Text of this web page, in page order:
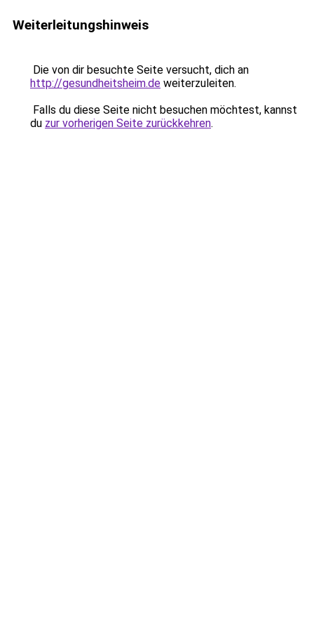
Weiterleitungshinweis
Die von dir besuchte Seite versucht, dich an
http://gesundheitsheim.de weiterzuleiten.
Falls du diese Seite nicht besuchen möchtest, kannst
du zur vorherigen Seite zurückkehren.